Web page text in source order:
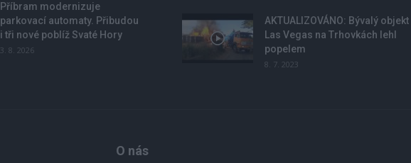
Příbram modernizuje
parkovací automaty. Přibudou
i tři nové poblíž Svaté Hory
3. 8. 2026
AKTUALIZOVÁNO: Bývalý objekt
Las Vegas na Trhovkách lehl
popelem
8. 7. 2023
O nás